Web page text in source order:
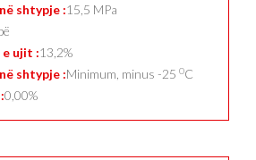
shtypje :15,5 MPa
ujit :13,2%
shtypje :Minimum, minus -25 0C
:0,00%